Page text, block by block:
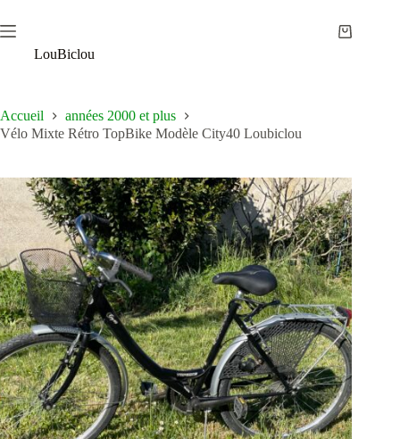
au
contenu
LouBiclou
Panier
Accueil
années 2000 et plus
Vélo Mixte Rétro TopBike Modèle City40 Loubiclou